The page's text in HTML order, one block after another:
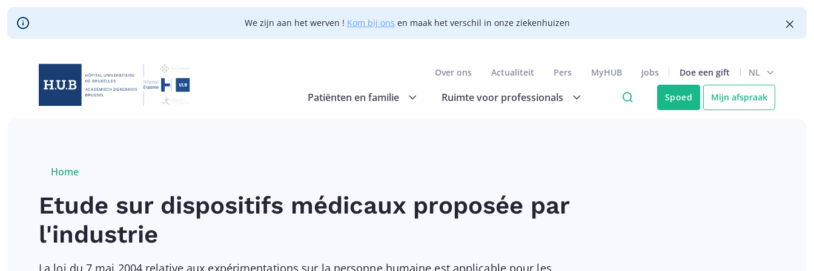
Skip to main content
We zijn aan het werven ! Kom bij ons en maak het verschil in onze ziekenhuizen
Over ons Actualiteit Pers MyHUB Jobs Doe een gift NL
Patiënten en familie Ruimte voor professionals Spoed Mijn afspraak
Breadcrumb
Current:
Home
Etude sur dispositifs médicaux proposée par
l'industrie
La loi du 7 mai 2004 relative aux expérimentations sur la personne humaine est applicable pour les